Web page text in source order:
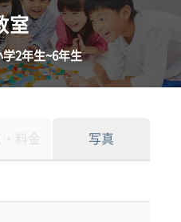
室
学2年生~6年生
・料金 写真